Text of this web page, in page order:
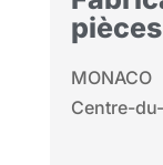
MONACO
Centre-